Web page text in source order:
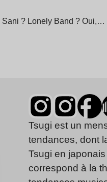
Sani ? Lonely Band ? Oui,…
Tsugi est un
tendances, dont
Tsugi en
correspond à la